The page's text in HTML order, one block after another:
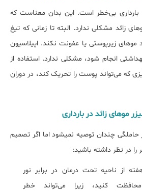
بی‌خطر است. این بدان معناست که
زائد مشکلی ندارد. البته تا زمانی که تیغ
زیرپوستی یا عفونت نکند. اپیلاسیون
انجام شود، مشکلی ندارد. استفاده از
که می‌تواند پوست را تحریک کند، در دوران
موهای زائد در بارداری
هر چند لیزر موهای زائد در حاملگی چندان توصیه نمی‎شود اما اگر تصمیم
را در نظر داشته باشید:
از ناحیه تحت درمان در برابر نور
کنید، زیرا می‌تواند خطر